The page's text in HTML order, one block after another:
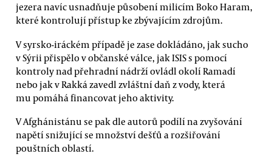
jezera navíc usnadňuje působení milicím Boko Haram,
které kontrolují přístup ke zbývajícím zdrojům.
V syrsko-iráckém případě je zase dokládáno, jak sucho
v Sýrii přispělo v občanské válce, jak ISIS s pomocí
kontroly nad přehradní nádrží ovládl okolí Ramadí
nebo jak v Rakká zavedl zvláštní daň z vody, která
mu pomáhá financovat jeho aktivity.
V Afghánistánu se pak dle autorů podílí na zvyšování
napětí snižující se množství dešťů a rozšiřování
pouštních oblastí.